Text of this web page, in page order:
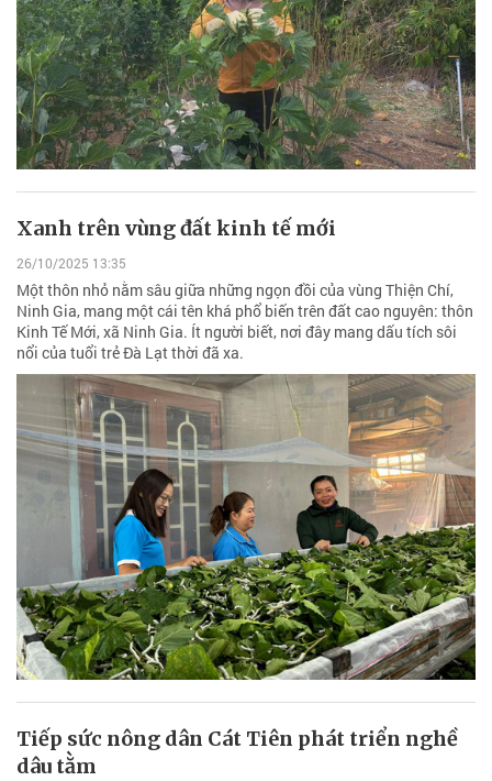
Xanh trên vùng đất kinh tế mới
26/10/2025 13:35
Một thôn nhỏ nằm sâu giữa những ngọn đồi của vùng Thiện Chí,
Ninh Gia, mang một cái tên khá phổ biến trên đất cao nguyên: thôn
Kinh Tế Mới, xã Ninh Gia. Ít người biết, nơi đây mang dấu tích sôi
nổi của tuổi trẻ Đà Lạt thời đã xa.
Tiếp sức nông dân Cát Tiên phát triển nghề
dâu tằm